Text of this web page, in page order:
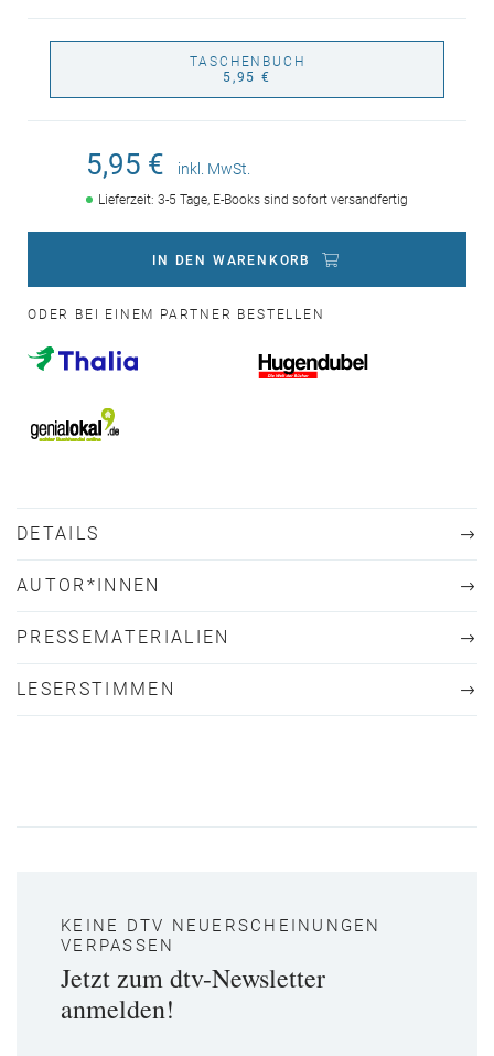
TASCHENBUCH
5,95 €
5,95 € inkl. MwSt.
Lieferzeit: 3-5 Tage, E-Books sind sofort versandfertig
IN DEN WARENKORB
ODER BEI EINEM PARTNER BESTELLEN
DETAILS
AUTOR*INNEN
PRESSEMATERIALIEN
LESERSTIMMEN
KEINE DTV NEUERSCHEINUNGEN
VERPASSEN
Jetzt zum dtv-Newsletter
anmelden!